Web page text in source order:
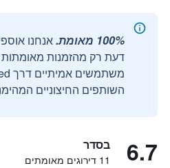
100% מאומת.
אנחנו
דעת רק מהזמנות מאומתות
השותפים החיצוניים
6.7 בסדר
11 דירוגים מאומתים